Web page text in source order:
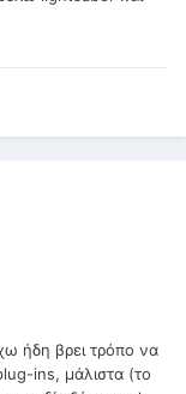
ήδη βρει τρόπο να
ins, μάλιστα (το